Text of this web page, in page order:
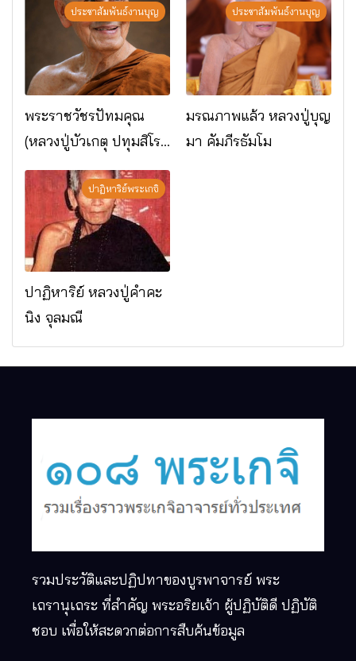
ประชาสัมพันธ์งานบุญ
พระราชวัชรปัทมคุณ
(หลวงปู่บัวเกตุ ปทุมสิโร)
มรณภาพแล้ว วัดป่า
ดาราภิรมย์ อ.แม่ริม
จ.เชียงใหม่
ประชาสัมพันธ์งานบุญ
มรณภาพแล้ว หลวงปู่บุญ
มา คัมภีรธัมโม
ปาฏิหาริย์พระเกจิ
ปาฏิหาริย์ หลวงปู่คำคะ
นิง จุลมณี
รวมประวัติและปฏิปทาของบูรพาจารย์ พระ
เถรานุเถระ ที่สำคัญ พระอริยเจ้า ผู้ปฏิบัติดี ปฏิบัติ
ชอบ เพื่อให้สะดวกต่อการสืบค้นข้อมูล